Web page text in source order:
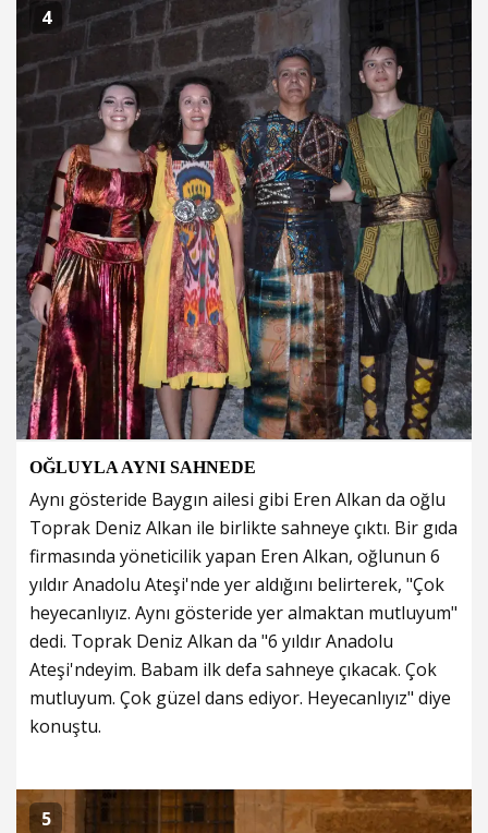
4
OĞLUYLA AYNI SAHNEDE
Aynı gösteride Baygın ailesi gibi Eren Alkan da oğlu
Toprak Deniz Alkan ile birlikte sahneye çıktı. Bir gıda
firmasında yöneticilik yapan Eren Alkan, oğlunun 6
yıldır Anadolu Ateşi'nde yer aldığını belirterek, "Çok
heyecanlıyız. Aynı gösteride yer almaktan mutluyum"
dedi. Toprak Deniz Alkan da "6 yıldır Anadolu
Ateşi'ndeyim. Babam ilk defa sahneye çıkacak. Çok
mutluyum. Çok güzel dans ediyor. Heyecanlıyız" diye
konuştu.
5